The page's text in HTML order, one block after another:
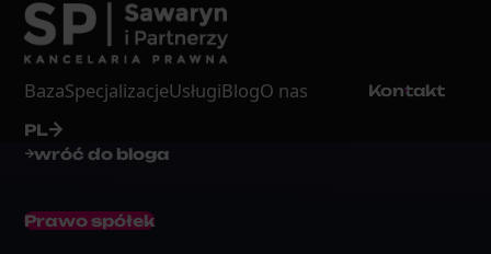
BazaSpecjalizacjeUsługiBlogO nas Kontakt
PL
wróć do bloga
Prawo spółek